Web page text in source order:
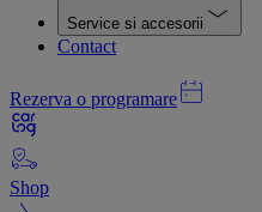
Service si accesorii
Contact
Rezerva o programare
Shop